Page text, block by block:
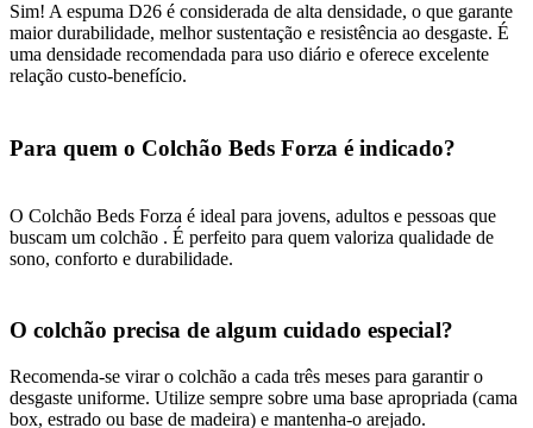
Sim! A espuma D26 é considerada de alta densidade, o que garante
maior durabilidade, melhor sustentação e resistência ao desgaste. É
uma densidade recomendada para uso diário e oferece excelente
relação custo-benefício.
Para quem o Colchão Beds Forza é indicado?
O Colchão Beds Forza é ideal para jovens, adultos e pessoas que
buscam um colchão . É perfeito para quem valoriza qualidade de
sono, conforto e durabilidade.
O colchão precisa de algum cuidado especial?
Recomenda-se virar o colchão a cada três meses para garantir o
desgaste uniforme. Utilize sempre sobre uma base apropriada (cama
box, estrado ou base de madeira) e mantenha-o arejado.